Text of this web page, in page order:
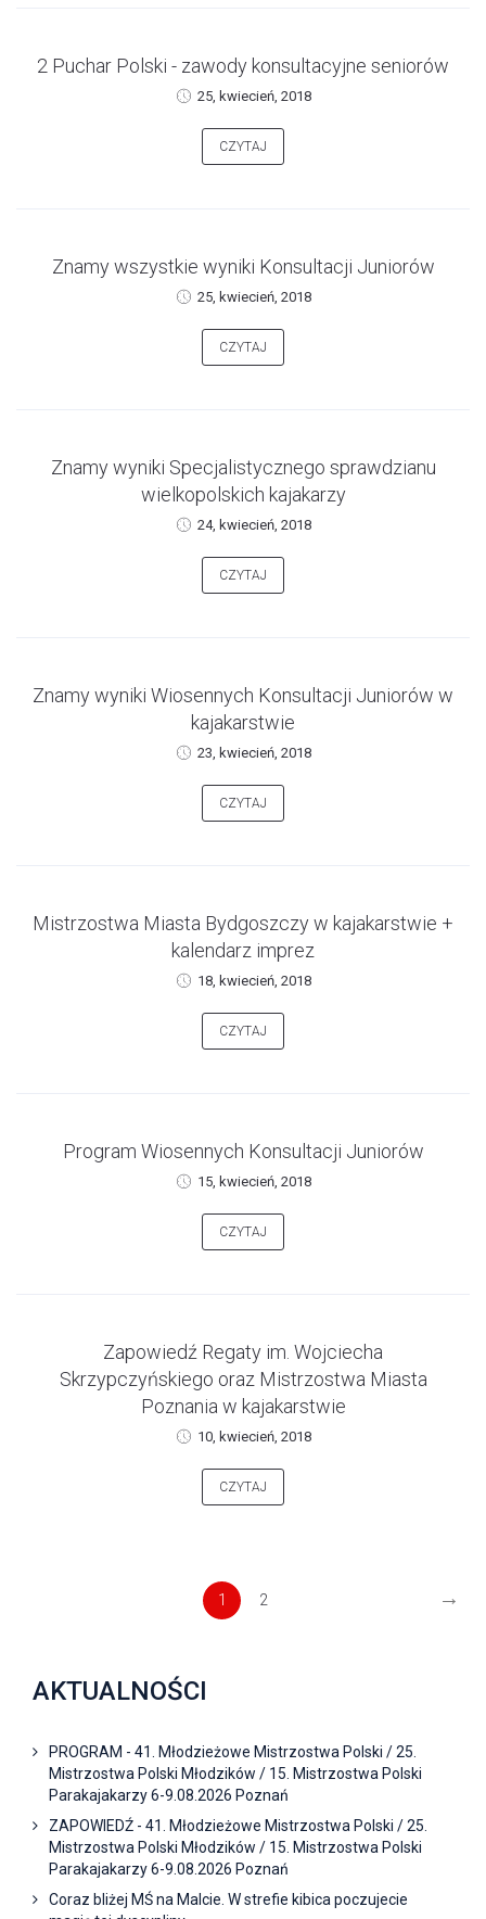
2 Puchar Polski - zawody konsultacyjne seniorów
25, kwiecień, 2018
CZYTAJ
Znamy wszystkie wyniki Konsultacji Juniorów
25, kwiecień, 2018
CZYTAJ
Znamy wyniki Specjalistycznego sprawdzianu
wielkopolskich kajakarzy
24, kwiecień, 2018
CZYTAJ
Znamy wyniki Wiosennych Konsultacji Juniorów w
kajakarstwie
23, kwiecień, 2018
CZYTAJ
Mistrzostwa Miasta Bydgoszczy w kajakarstwie +
kalendarz imprez
18, kwiecień, 2018
CZYTAJ
Program Wiosennych Konsultacji Juniorów
15, kwiecień, 2018
CZYTAJ
Zapowiedź Regaty im. Wojciecha
Skrzypczyńskiego oraz Mistrzostwa Miasta
Poznania w kajakarstwie
10, kwiecień, 2018
CZYTAJ
1 2 →
AKTUALNOŚCI
PROGRAM - 41. Młodzieżowe Mistrzostwa Polski / 25.
Mistrzostwa Polski Młodzików / 15. Mistrzostwa Polski
Parakajakarzy 6-9.08.2026 Poznań
ZAPOWIEDŹ - 41. Młodzieżowe Mistrzostwa Polski / 25.
Mistrzostwa Polski Młodzików / 15. Mistrzostwa Polski
Parakajakarzy 6-9.08.2026 Poznań
Coraz bliżej MŚ na Malcie. W strefie kibica poczujecie